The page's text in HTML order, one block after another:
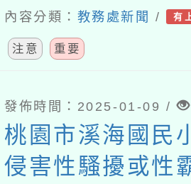
育人員及軍警人
年度客語能力認
內容分類： 教務處新聞 / 有
注意 重要
發佈時間：2025-01-09 /
桃園市溪海國民
侵害性騷擾或性